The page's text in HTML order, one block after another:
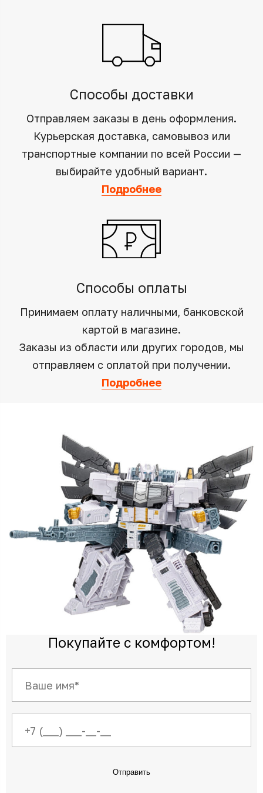
Способы доставки
Отправляем заказы в день оформления.
Курьерская доставка, самовывоз или
транспортные компании по всей России —
выбирайте удобный вариант.
Подробнее
Способы оплаты
Принимаем оплату наличными, банковской
картой в магазине.
Заказы из области или других городов, мы
отправляем с оплатой при получении.
Подробнее
Покупайте с комфортом!
Отправить